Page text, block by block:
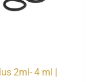
2ml- 4 ml |